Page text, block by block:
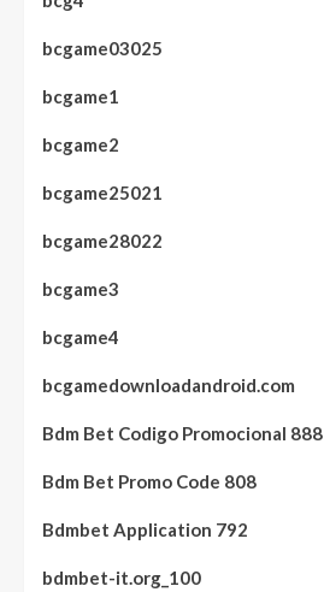
bcgame03025
bcgame1
bcgame2
bcgame25021
bcgame28022
bcgame3
bcgame4
bcgamedownloadandroid.com
Bdm Bet Codigo Promocional 888
Bdm Bet Promo Code 808
Bdmbet Application 792
bdmbet-it.org_100